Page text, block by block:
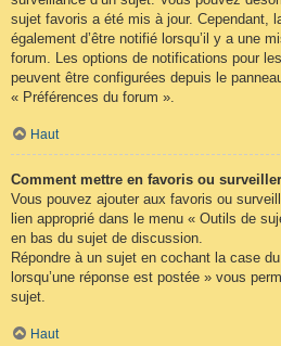
sujet favoris a été mis à jour. Cependant,
également d’être notifié lorsqu’il y a une
forum. Les options de notifications pour
peuvent être configurées depuis le
« Préférences du forum ».
Haut
Comment mettre en favoris ou
Vous pouvez ajouter aux favoris ou
lien approprié dans le menu « Outils de
en bas du sujet de discussion.
Répondre à un sujet en cochant la case
lorsqu’une réponse est postée » vous
sujet.
Haut